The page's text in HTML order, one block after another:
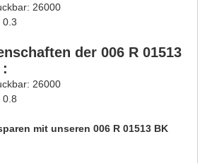
26000
0.3
der 006 R 01513
26000
0.8
mit unseren 006 R 01513 BK